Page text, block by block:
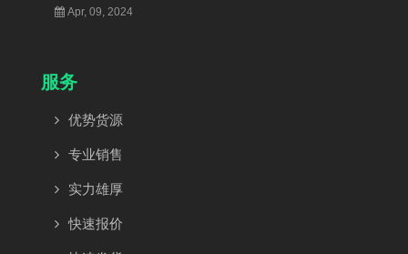
Apr, 09, 2024
服务
优势货源
专业销售
实力雄厚
快速报价